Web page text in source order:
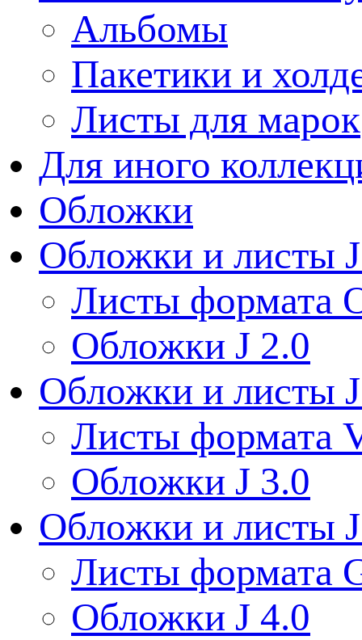
Альбомы
Пакетики и
Листы для марок
Для иного
Обложки
Обложки и листы
Листы формата
Обложки J 2.0
Обложки и листы
Листы формата
Обложки J 3.0
Обложки и листы
Листы формата
Обложки J 4.0